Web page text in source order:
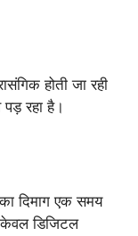
होती जा रही
रहा है।
दिमाग एक समय
डिजिटल